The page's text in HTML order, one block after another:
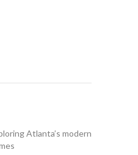
Atlanta’s modern